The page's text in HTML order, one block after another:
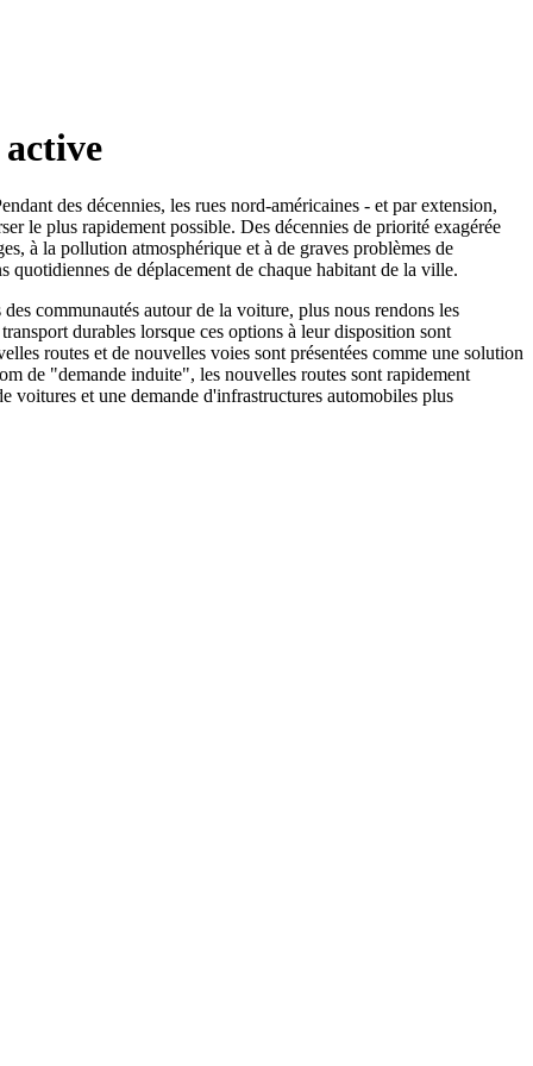
des décennies, les rues nord-américaines - et par extension,
le plus rapidement possible. Des décennies de priorité exagérée
à la pollution atmosphérique et à de graves problèmes de
de déplacement de chaque habitant de la ville.
communautés autour de la voiture, plus nous rendons les
durables lorsque ces options à leur disposition sont
routes et de nouvelles voies sont présentées comme une solution
de "demande induite", les nouvelles routes sont rapidement
voitures et une demande d'infrastructures automobiles plus